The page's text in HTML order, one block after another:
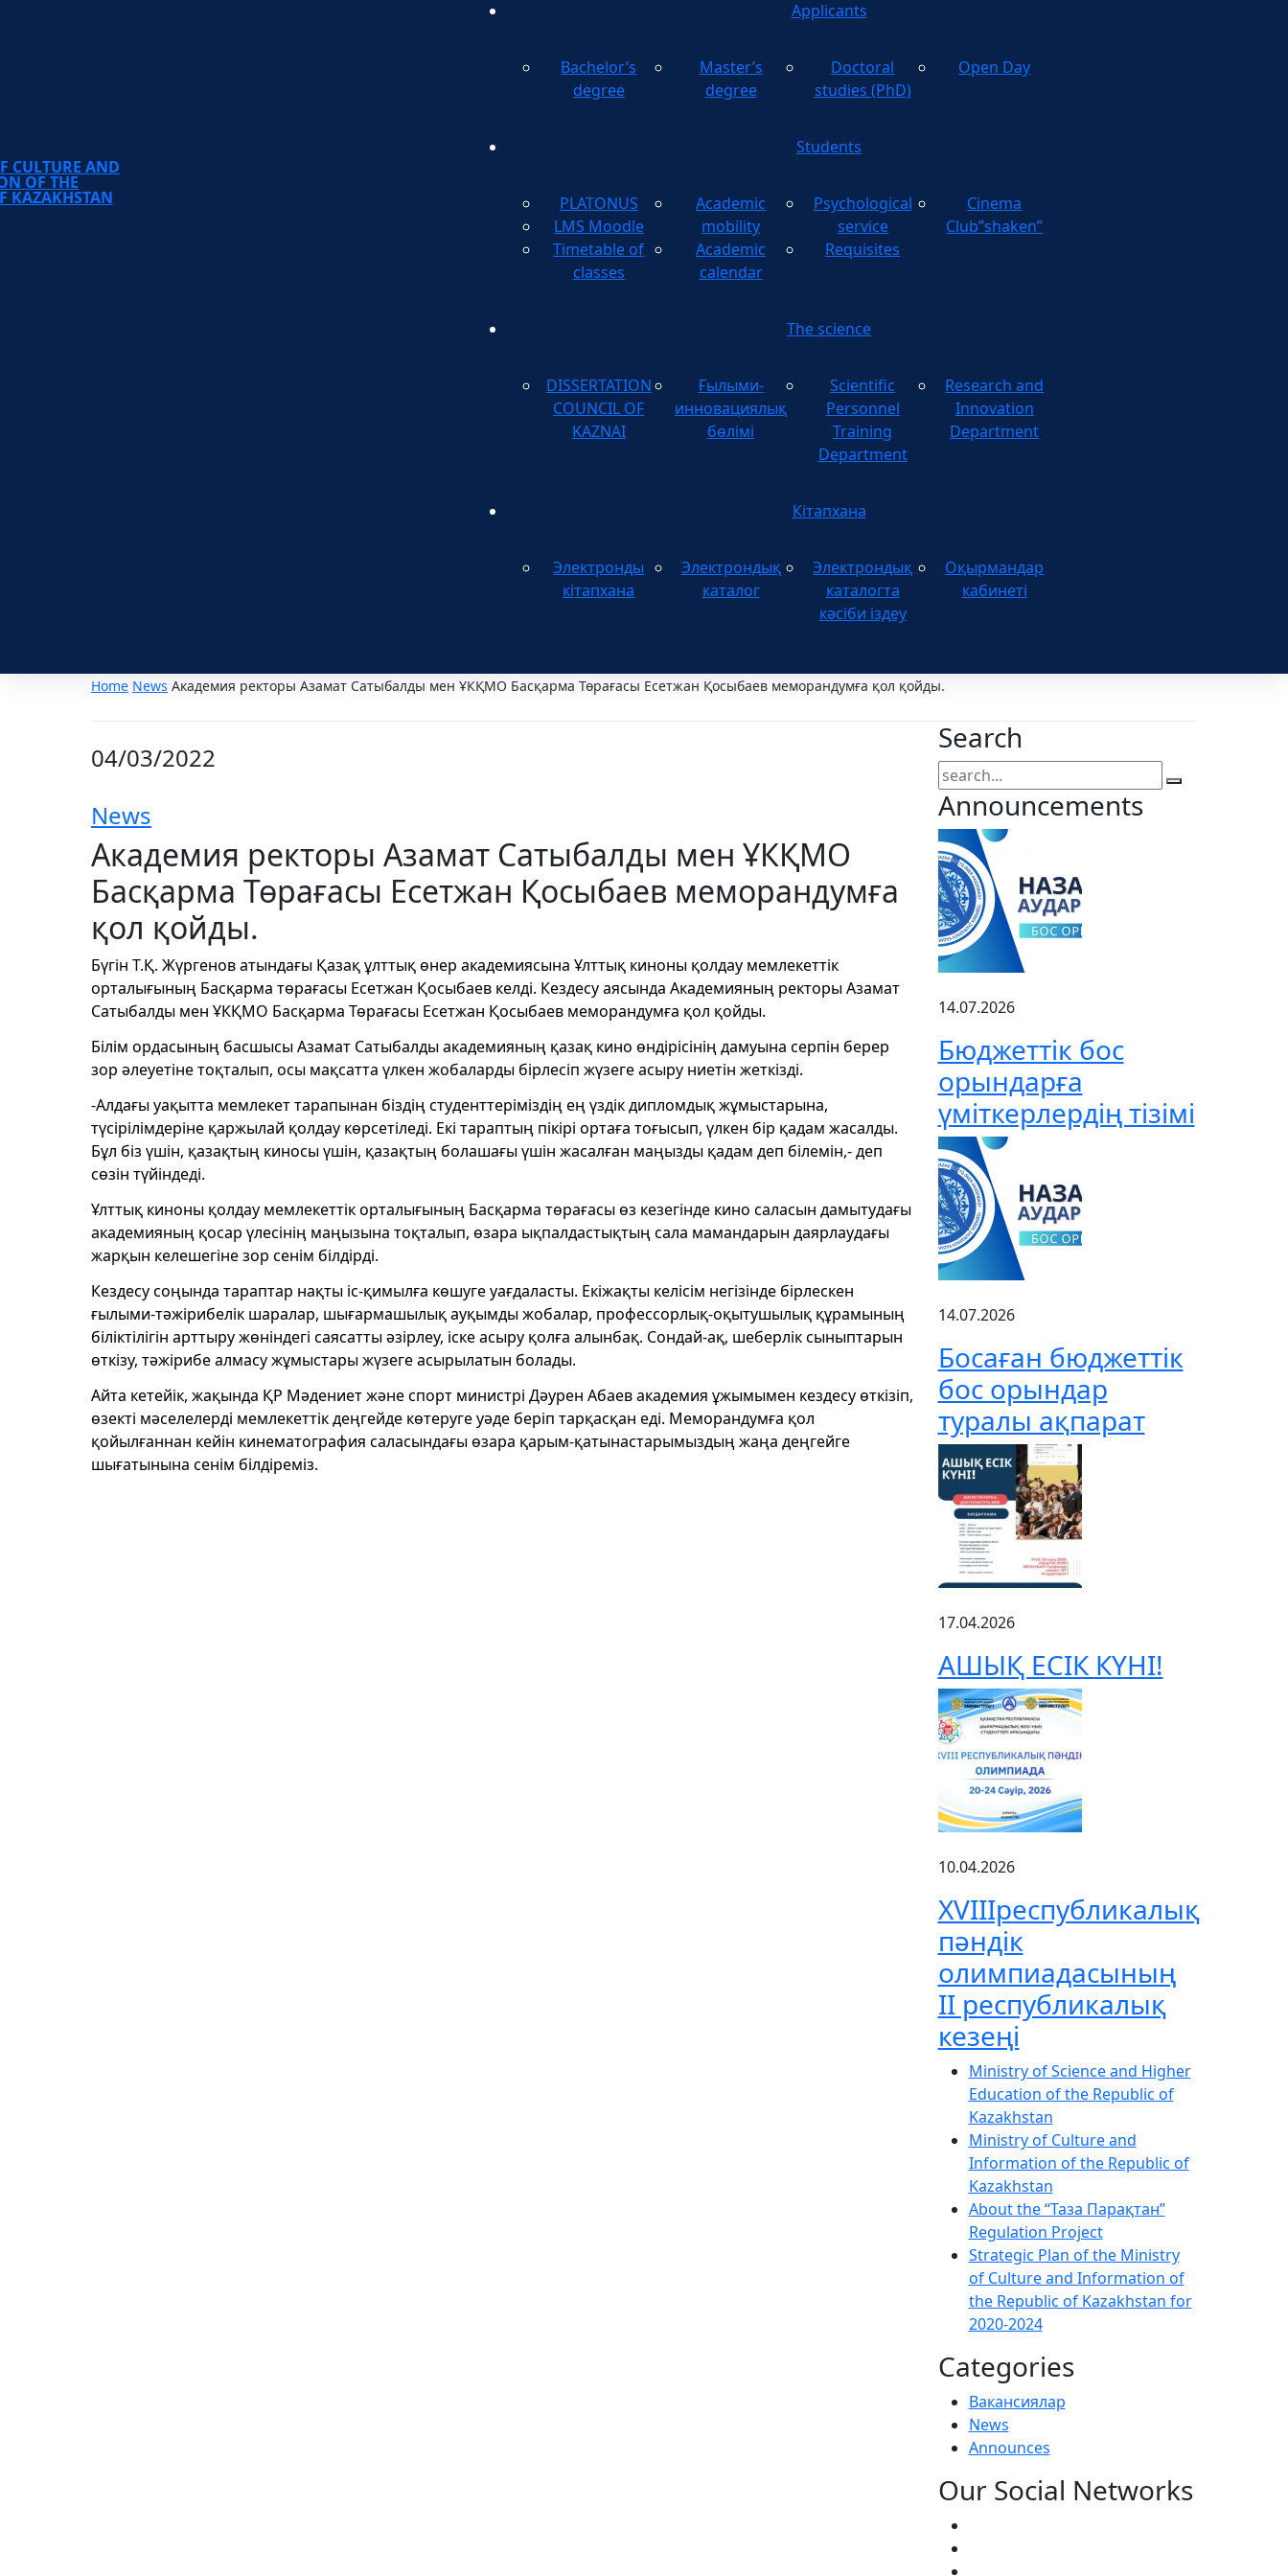
CULTURE AND
OF THE
KAZAKHSTAN
Applicants
Bachelor’s
degree
Master’s
degree
Doctoral
studies (PhD)
Open Day
Students
PLATONUS
LMS Moodle
Timetable of
classes
Academic
mobility
Academic
calendar
Psychological
service
Requisites
Cinema
Club”shaken”
The science
DISSERTATION
COUNCIL OF
KAZNAI
Ғылыми-
инновациялық
бөлімі
Scientific
Personnel
Training
Department
Research and
Innovation
Department
Кітапхана
Электронды
кітапхана
Электрондық
каталог
Электрондық
каталогта
кәсіби іздеу
Оқырмандар
кабинеті
Home News Академия ректоры Азамат Сатыбалды мен ҰКҚМО Басқарма Төрағасы Есетжан Қосыбаев меморандумға қол қойды.
04/03/2022
News
Академия ректоры Азамат Сатыбалды мен ҰКҚМО
Басқарма Төрағасы Есетжан Қосыбаев меморандумға
қол қойды.
Бүгін Т.Қ. Жүргенов атындағы Қазақ ұлттық өнер академиясына Ұлттық киноны қолдау мемлекеттік
орталығының Басқарма төрағасы Есетжан Қосыбаев келді. Кездесу аясында Академияның ректоры Азамат
Сатыбалды мен ҰКҚМО Басқарма Төрағасы Есетжан Қосыбаев меморандумға қол қойды.
Білім ордасының басшысы Азамат Сатыбалды академияның қазақ кино өндірісінің дамуына серпін берер
зор әлеуетіне тоқталып, осы мақсатта үлкен жобаларды бірлесіп жүзеге асыру ниетін жеткізді.
-Алдағы уақытта мемлекет тарапынан біздің студенттеріміздің ең үздік дипломдық жұмыстарына,
түсірілімдеріне қаржылай қолдау көрсетіледі. Екі тараптың пікірі ортаға тоғысып, үлкен бір қадам жасалды.
Бұл біз үшін, қазақтың киносы үшін, қазақтың болашағы үшін жасалған маңызды қадам деп білемін,- деп
сөзін түйіндеді.
Ұлттық киноны қолдау мемлекеттік орталығының Басқарма төрағасы өз кезегінде кино саласын дамытудағы
академияның қосар үлесінің маңызына тоқталып, өзара ықпалдастықтың сала мамандарын даярлаудағы
жарқын келешегіне зор сенім білдірді.
Кездесу соңында тараптар нақты іс-қимылға көшуге уағдаласты. Екіжақты келісім негізінде бірлескен
ғылыми-тәжірибелік шаралар, шығармашылық ауқымды жобалар, профессорлық-оқытушылық құрамының
біліктілігін арттыру жөніндегі саясатты әзірлеу, іске асыру қолға алынбақ. Сондай-ақ, шеберлік сыныптарын
өткізу, тәжірибе алмасу жұмыстары жүзеге асырылатын болады.
Айта кетейік, жақында ҚР Мәдениет және спорт министрі Дәурен Абаев академия ұжымымен кездесу өткізіп,
өзекті мәселелерді мемлекеттік деңгейде көтеруге уәде беріп тарқасқан еді. Меморандумға қол
қойылғаннан кейін кинематография саласындағы өзара қарым-қатынастарымыздың жаңа деңгейге
шығатынына сенім білдіреміз.
Search
Announcements
14.07.2026
Бюджеттік бос
орындарға
үміткерлердің тізімі
14.07.2026
Босаған бюджеттік
бос орындар
туралы ақпарат
17.04.2026
АШЫҚ ЕСІК КҮНІ!
10.04.2026
XVIIIреспубликалық
пәндік
олимпиадасының
ІІ республикалық
кезеңі
Ministry of Science and Higher
Education of the Republic of
Kazakhstan
Ministry of Culture and
Information of the Republic of
Kazakhstan
About the “Таза Парақтан”
Regulation Project
Strategic Plan of the Ministry
of Culture and Information of
the Republic of Kazakhstan for
2020-2024
Categories
Вакансиялар
News
Announces
Our Social Networks